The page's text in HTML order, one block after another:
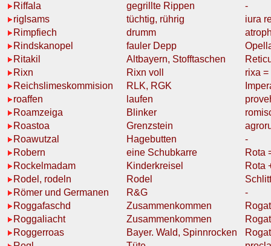
Riffala
gegrillte Rippen
-
riglsams
tüchtig, rührig
iura
Rimpfiech
drumm
Rindskanopel
fauler Depp
Ritakil
Altbayern, Stofftaschen
Rixn
Rixn voll
rixa =
Reichslimeskommision
RLK, RGK
roaffen
laufen
Roamzeiga
Blinker
Roastoa
Grenzstein
Roawutzal
Hagebutten
-
Robern
eine Schubkarre
Rota
Rockelmadam
Kinderkreisel
Rota
Rodel, rodeln
Rodel
Römer und Germanen
R&G
-
Roggafaschd
Zusammenkommen
Roggaliacht
Zusammenkommen
Roggerroas
Bayer. Wald, Spinnrocken